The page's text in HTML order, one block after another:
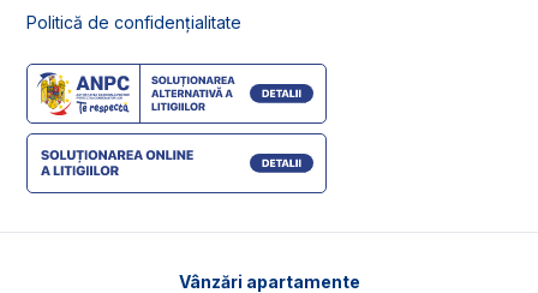
Politică de confidențialitate
Vânzări apartamente